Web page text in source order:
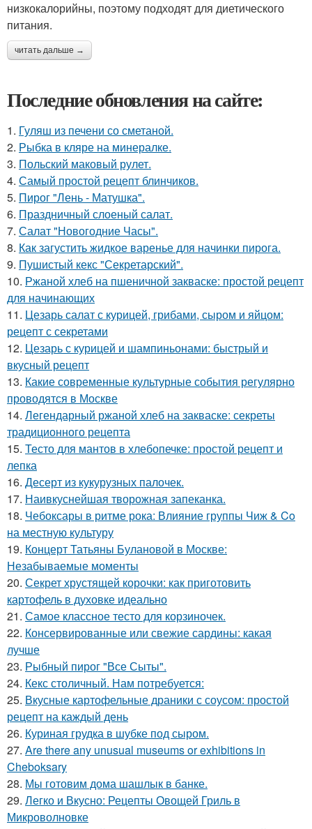
низкокалорийны, поэтому подходят для диетического
питания.
читать дальше →
Последние обновления на сайте:
1. Гуляш из печени со сметаной.
2. Рыбка в кляре на минералке.
3. Польский маковый рулет.
4. Самый простой рецепт блинчиков.
5. Пирог "Лень - Матушка".
6. Праздничный слоеный салат.
7. Салат "Новогодние Часы".
8. Как загустить жидкое варенье для начинки пирога.
9. Пушистый кекс "Секретарский".
10. Ржаной хлеб на пшеничной закваске: простой рецепт
для начинающих
11. Цезарь салат с курицей, грибами, сыром и яйцом:
рецепт с секретами
12. Цезарь с курицей и шампиньонами: быстрый и
вкусный рецепт
13. Какие современные культурные события регулярно
проводятся в Москве
14. Легендарный ржаной хлеб на закваске: секреты
традиционного рецепта
15. Тесто для мантов в хлебопечке: простой рецепт и
лепка
16. Десерт из кукурузных палочек.
17. Наивкуснейшая творожная запеканка.
18. Чебоксары в ритме рока: Влияние группы Чиж & Co
на местную культуру
19. Концерт Татьяны Булановой в Москве:
Незабываемые моменты
20. Секрет хрустящей корочки: как приготовить
картофель в духовке идеально
21. Самое классное тесто для корзиночек.
22. Консервированные или свежие сардины: какая
лучше
23. Рыбный пирог "Все Сыты".
24. Кекс столичный. Нам потребуется:
25. Вкусные картофельные драники с соусом: простой
рецепт на каждый день
26. Куриная грудка в шубке под сыром.
27. Are there any unusual museums or exhibitions in
Cheboksary
28. Мы готовим дома шашлык в банке.
29. Легко и Вкусно: Рецепты Овощей Гриль в
Микроволновке